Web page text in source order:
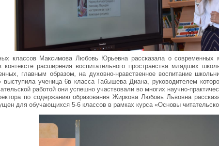
классов Максимова Любовь Юрьевна рассказала о современных
контексте расширения воспитательного пространства младших
главным образом, на духовно-нравственное воспитание
выступила ученица 6в класса Габышева Диана, руководителем
работой они успешно участвовали во многих научно-
по содержанию образования Жиркова Любовь Львовна
для обучающихся 5-6 классов в рамках курса «Основы